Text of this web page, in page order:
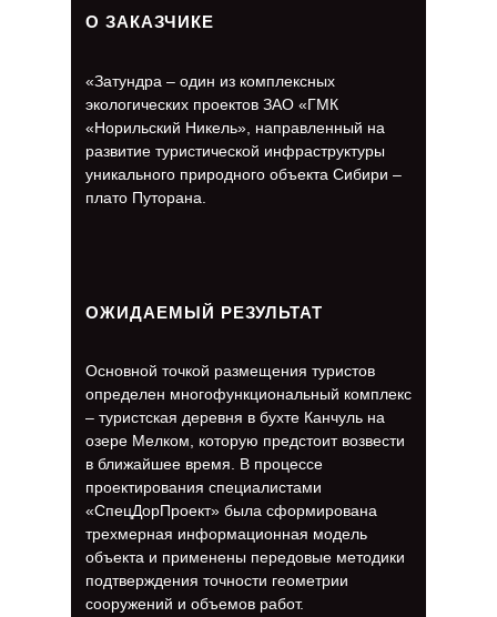
О ЗАКАЗЧИКЕ
«Затундра – один из комплексных
экологических проектов ЗАО «ГМК
«Норильский Никель», направленный на
развитие туристической инфраструктуры
уникального природного объекта Сибири –
плато Путорана.
Основной точкой размещения туристов
определен многофункциональный комплекс
– туристская деревня в бухте Канчуль на
озере Мелком, которую предстоит возвести
в ближайшее время. В процессе
проектирования специалистами
«СпецДорПроект» была сформирована
трехмерная информационная модель
объекта и применены передовые методики
подтверждения точности геометрии
сооружений и объемов работ.
ОЖИДАЕМЫЙ РЕЗУЛЬТАТ